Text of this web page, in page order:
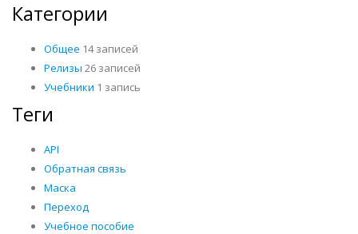
Категории
Общее 14 записей
Релизы 26 записей
Учебники 1 запись
Теги
API
Обратная связь
Маска
Переход
Учебное пособие